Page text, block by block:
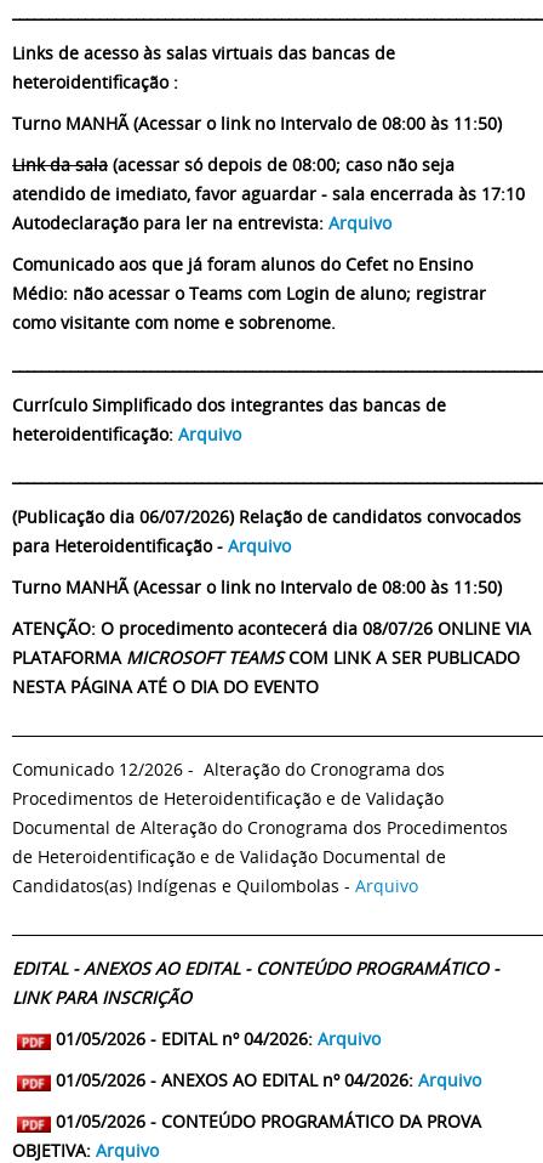
Links de acesso às salas virtuais das bancas de
heteroidentificação :
Turno MANHÃ (Acessar o link no Intervalo de 08:00 às 11:50)
Link da sala (acessar só depois de 08:00; caso não seja
atendido de imediato, favor aguardar - sala encerrada às 17:10
Autodeclaração para ler na entrevista: Arquivo
Comunicado aos que já foram alunos do Cefet no Ensino
Médio: não acessar o Teams com Login de aluno; registrar
como visitante com nome e sobrenome.
Currículo Simplificado dos integrantes das bancas de
heteroidentificação: Arquivo
(Publicação dia 06/07/2026) Relação de candidatos convocados
para Heteroidentificação - Arquivo
Turno MANHÃ (Acessar o link no Intervalo de 08:00 às 11:50)
ATENÇÃO: O procedimento acontecerá dia 08/07/26 ONLINE VIA
PLATAFORMA MICROSOFT TEAMSCOM LINK A SER PUBLICADO
NESTA PÁGINA ATÉ O DIA DO EVENTO
Comunicado 12/2026 - Alteração do Cronograma dos
Procedimentos de Heteroidentificação e de Validação
Documental de Alteração do Cronograma dos Procedimentos
de Heteroidentificação e de Validação Documental de
Candidatos(as) Indígenas e Quilombolas - Arquivo
EDITAL - ANEXOS AO EDITAL - CONTEÚDO PROGRAMÁTICO -
LINK PARA INSCRIÇÃO
01/05/2026 - EDITAL nº 04/2026: Arquivo
01/05/2026 - ANEXOS AO EDITAL nº 04/2026: Arquivo
01/05/2026 - CONTEÚDO PROGRAMÁTICO DA PROVA
OBJETIVA: Arquivo